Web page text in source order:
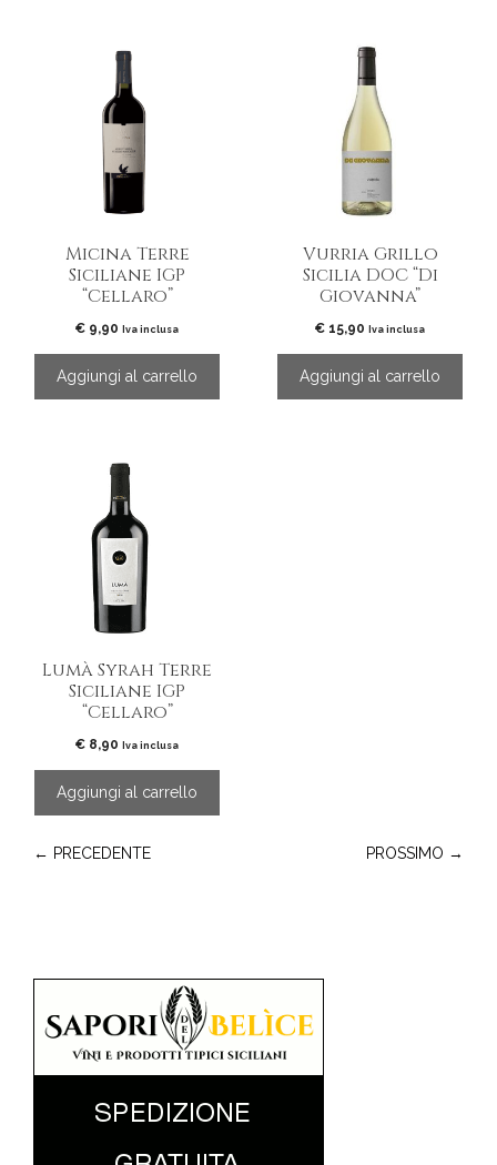
Micina Terre
Siciliane IGP
“Cellaro”
€ 9,90 Iva inclusa
Aggiungi al carrello
Vurria Grillo
Sicilia DOC “Di
Giovanna”
€ 15,90 Iva inclusa
Aggiungi al carrello
Lumà Syrah Terre
Siciliane IGP
“Cellaro”
€ 8,90 Iva inclusa
Aggiungi al carrello
← PRECEDENTE PROSSIMO →